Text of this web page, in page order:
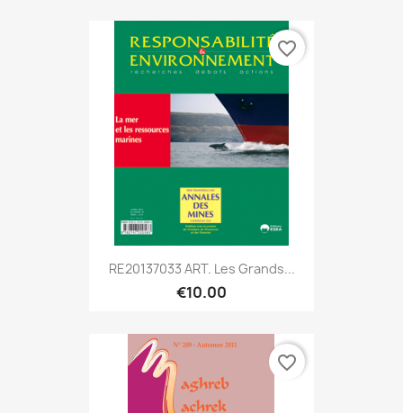
RE20137033 ART. Les Grands...
€10.00
favorite_border
favorite_border